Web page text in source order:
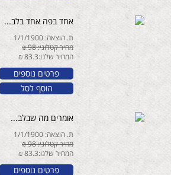
אחד בפה אחד בלב...
ת. הוצאה: 1/1/1900
מחיר קטלוגי: 98 ₪
המחיר שלנו:83.3 ₪
פרטים נוספים
הוסף לסל
אומרים מה שבלב...
ת. הוצאה: 1/1/1900
מחיר קטלוגי: 98 ₪
המחיר שלנו:83.3 ₪
פרטים נוספים